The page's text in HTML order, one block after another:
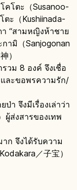
คโตะ（Susanoo-
ะ（Kushiinada-
า “สามหญิงห้าชาย
ามิ（Sanjogonan
）
วม 8 องค์ จึงเชื่อ
ละขอพรความรัก/
า จึงมีเรื่องเล่าว่า
ผู้ส่งสารของเทพ
ก จึงได้รับความ
／子宝）